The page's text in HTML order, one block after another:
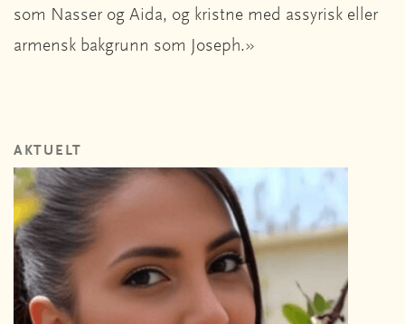
som Nasser og Aida, og kristne med assyrisk eller
armensk bakgrunn som Joseph.»
AKTUELT